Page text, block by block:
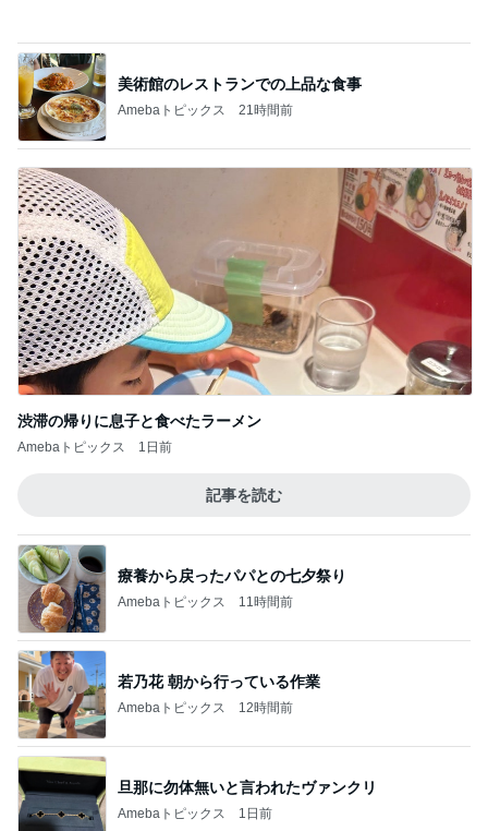
渋滞の帰りに息子と食べたラーメン
Amebaトピックス
療養から戻ったパパとの七夕祭り
Amebaトピックス 11時間前
若乃花 朝から行っている作業
Amebaトピックス 12時間前
Amebaトピックス 1日前
思っていた内容と違った就学前健診
Amebaトピックス 10時間前